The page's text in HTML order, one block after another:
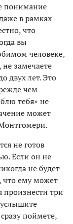
понимание
в рамках
что
вы
человеке,
замечаете
двух лет. Это
чем
тебя» не
может
не готов
Если он не
не будет
что ему может
произнести три
поймете,